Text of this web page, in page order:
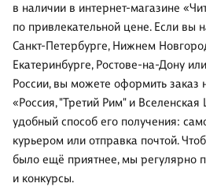
в наличии в интернет-магазине
по привлекательной цене. Если вы
Санкт-Петербурге, Нижнем
Екатеринбурге, Ростове-на-Дону
России, вы можете оформить заказ
«Россия, "Третий Рим" и
удобный способ его получения:
курьером или отправка почтой.
было ещё приятнее, мы регулярно
и конкурсы.